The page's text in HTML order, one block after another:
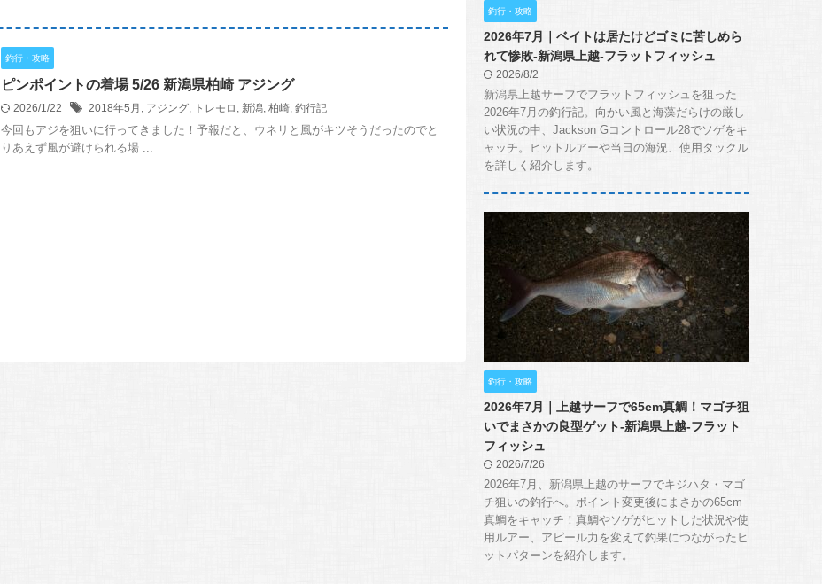
釣行・攻略
ピンポイントの着場 5/26 新潟県柏崎 アジング
2026/1/22 2018年5月 , アジング, トレモロ , 新潟, 柏崎, 釣行記
今回もアジを狙いに行ってきました！予報だと、ウネリと風がキツそうだったのでと
りあえず風が避けられる場 ...
釣行・攻略
2026年7月｜ベイトは居たけどゴミに苦しめら
れて惨敗-新潟県上越-フラットフィッシュ
2026/8/2
新潟県上越サーフでフラットフィッシュを狙った
2026年7月の釣行記。向かい風と海藻だらけの厳し
い状況の中、Jackson Gコントロール28でソゲをキ
ャッチ。ヒットルアーや当日の海況、使用タックル
を詳しく紹介します。
釣行・攻略
2026年7月｜上越サーフで65cm真鯛！マゴチ狙
いでまさかの良型ゲット-新潟県上越-フラット
フィッシュ
2026/7/26
2026年7月、新潟県上越のサーフでキジハタ・マゴ
チ狙いの釣行へ。ポイント変更後にまさかの65cm
真鯛をキャッチ！真鯛やソゲがヒットした状況や使
用ルアー、アピール力を変えて釣果につながったヒ
ットパターンを紹介します。